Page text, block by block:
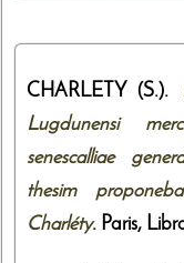
CHARLETY (S.).
Lugdunensi
senescalliae
thesim
Charléty. Paris,